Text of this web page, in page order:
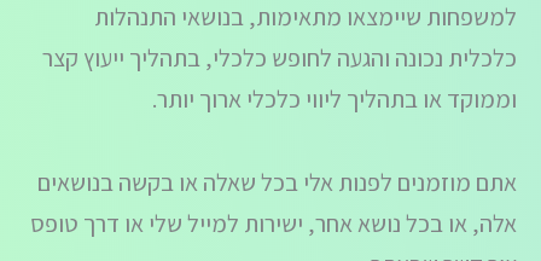
למשפחות שיימצאו מתאימות, בנושאי התנהלות
כלכלית נכונה והגעה לחופש כלכלי, בתהליך ייעוץ קצר
וממוקד או בתהליך ליווי כלכלי ארוך יותר.
אתם מוזמנים לפנות אלי בכל שאלה או בקשה בנושאים
אלה, או בכל נושא אחר, ישירות למייל שלי או דרך טופס